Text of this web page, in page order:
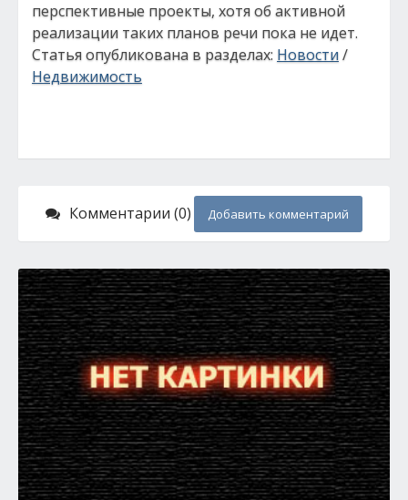
перспективные проекты, хотя об активной
реализации таких планов речи пока не идет.
Статья опубликована в разделах: Новости/
Недвижимость
Комментарии (0) Добавить комментарий